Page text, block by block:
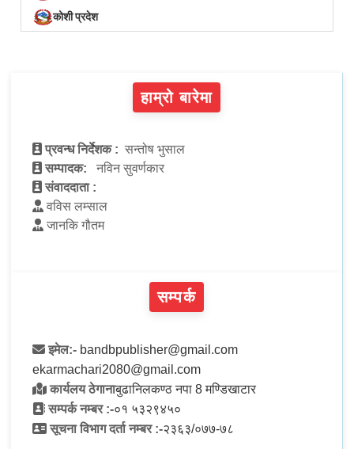
कोशी प्रदेश
हाम्रो बारेमा
प्रवन्ध निर्देशक : सन्तोष भुसाल
सम्पादक:
नविन सुवर्णकार
संवाददाता :
वविस लम्साल
जानकि गौतम
सम्पर्क
इमेल:- bandbpublisher@gmail.com
ekarmachari2080@gmail.com
कार्यलय ठेगानाबुढानिलकण्ठ नपा 8 मण्डिखाटार
सम्पर्क नम्बर :-०१ ५३२९४५०
सूचना विभाग दर्ता नम्बर :-२३६३/०७७-७८